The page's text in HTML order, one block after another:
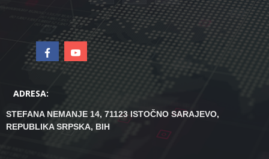
ADRESA:
STEFANA NEMANJE 14, 71123 ISTOČNO SARAJEVO,
REPUBLIKA SRPSKA, BIH